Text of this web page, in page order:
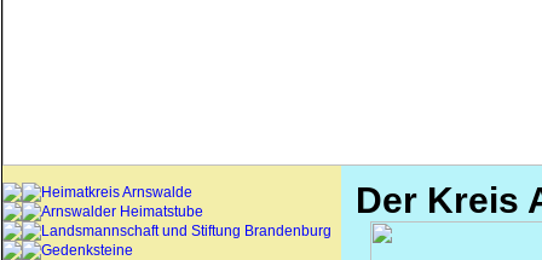
Heimatkreis Arnswalde
Arnswalder Heimatstube
Landsmannschaft und Stiftung Brandenburg
Gedenksteine
Der Kreis